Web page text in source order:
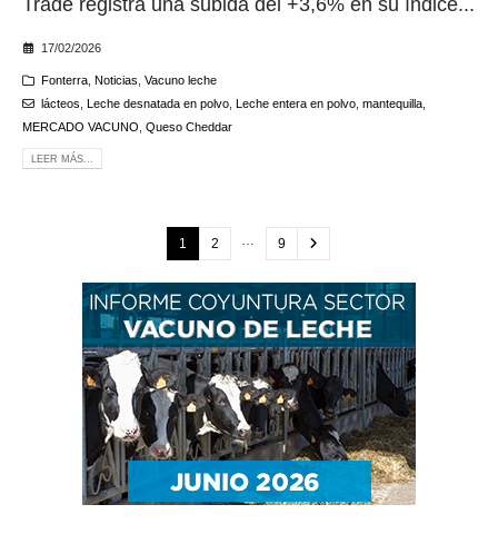
Trade registra una subida del +3,6% en su índice...
17/02/2026
Fonterra, Noticias Vacuno leche
lácteos Leche desnatada en polvo, Leche entera en polvo, mantequilla,
MERCADO VACUNO Queso Cheddar
LEER MÁS...
1 2 9